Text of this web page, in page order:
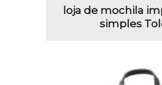
loja de mochila
simples